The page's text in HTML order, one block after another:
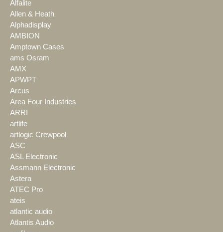
Alfalite
Allen & Heath
Alphadisplay
AMBION
Amptown Cases
ams Osram
AMX
APWPT
Arcus
Area Four Industries
ARRI
artlife
artlogic Crewpool
ASC
ASL Electronic
Assmann Electronic
Astera
ATEC Pro
ateis
atlantic audio
Atlantis Audio